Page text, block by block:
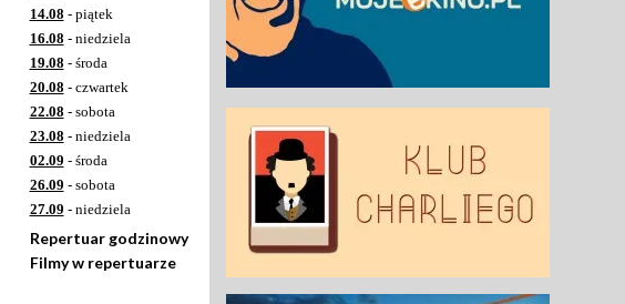
14.08 - piątek
16.08 - niedziela
19.08 - środa
20.08 - czwartek
22.08 - sobota
23.08 - niedziela
02.09 - środa
26.09 - sobota
27.09 - niedziela
Repertuar godzinowy
Filmy w repertuarze